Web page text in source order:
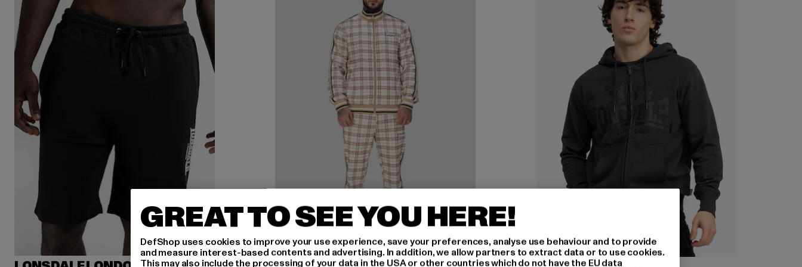
GREAT TO SEE YOU HERE!
DefShop uses cookies to improve your use experience, save your preferences, analyse use behaviour and to provide
and measure interest-based contents and advertising. In addition, we allow partners to extract data or to use cookies.
This may also include the processing of your data in the USA or other countries which do not have the EU data